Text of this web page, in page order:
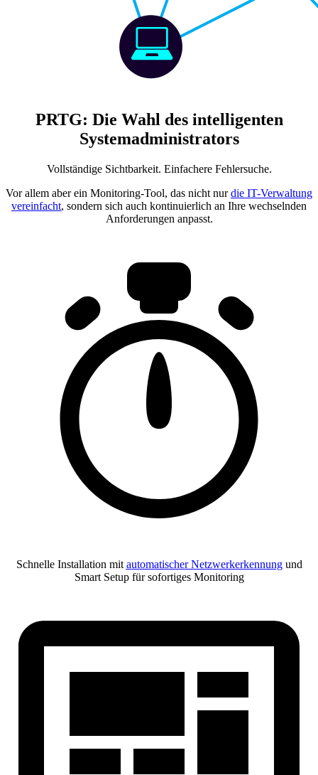
PRTG: Die Wahl des intelligenten
Systemadministrators
Vollständige Sichtbarkeit. Einfachere Fehlersuche.
Vor allem aber ein Monitoring-Tool, das nicht nurdie IT-Verwaltung
vereinfacht, sondern sich auch kontinuierlich an Ihre wechselnden
Anforderungen anpasst.
Schnelle Installation mit automatischer Netzwerkerkennungund
Smart Setup für sofortiges Monitoring